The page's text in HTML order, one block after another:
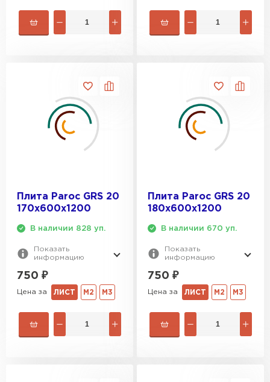
Плита Paroc GRS 20
170х600х1200
В наличии 828 уп.
Показать
информацию
750 ₽
Цена за ЛИСТ М2 М3
Плита Paroc GRS 20
180х600х1200
В наличии 670 уп.
Показать
информацию
750 ₽
Цена за ЛИСТ М2 М3